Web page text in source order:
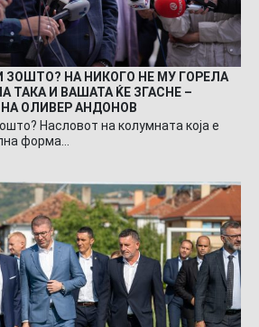
ЗОШТО? НА НИКОГО НЕ МУ ГОРЕЛА
ТАКА И ВАШАТА ЌЕ ЗГАСНЕ –
ОЛИВЕР АНДОНОВ
Насловот на колумната која е
форма…